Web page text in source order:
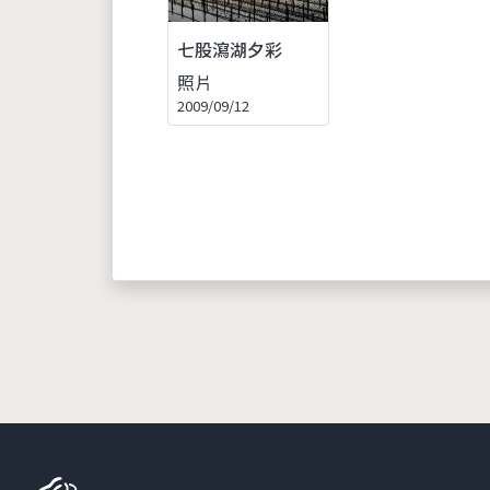
七股瀉湖夕彩
照片
2009/09/12